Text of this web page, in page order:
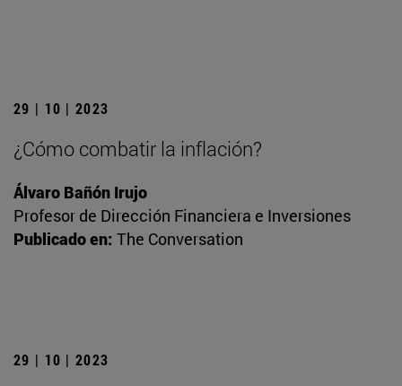
29 | 10 | 2023
¿Cómo combatir la inflación?
Álvaro Bañón Irujo
Profesor de Dirección Financiera e Inversiones
Publicado en: The Conversation
29 | 10 | 2023